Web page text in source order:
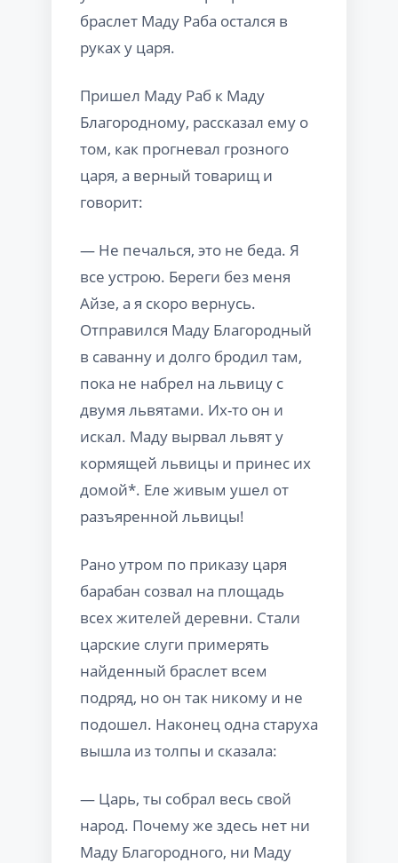
браслет Маду Раба остался в
руках у царя.
Пришел Маду Раб к Маду
Благородному, рассказал ему о
том, как прогневал грозного
царя, а верный товарищ и
говорит:
— Не печалься, это не беда. Я
все устрою. Береги без меня
Айзе, а я скоро вернусь.
Отправился Маду Благородный
в саванну и долго бродил там,
пока не набрел на львицу с
двумя львятами. Их-то он и
искал. Маду вырвал львят у
кормящей львицы и принес их
домой*. Еле живым ушел от
разъяренной львицы!
Рано утром по приказу царя
барабан созвал на площадь
всех жителей деревни. Стали
царские слуги примерять
найденный браслет всем
подряд, но он так никому и не
подошел. Наконец одна старуха
вышла из толпы и сказала:
— Царь, ты собрал весь свой
народ. Почему же здесь нет ни
Маду Благородного, ни Маду